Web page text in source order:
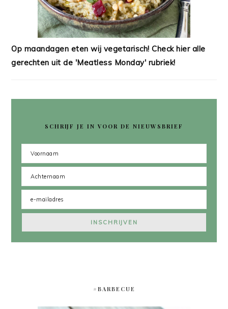
Op maandagen eten wij vegetarisch! Check hier alle
gerechten uit de 'Meatless Monday' rubriek!
SCHRIJF JE IN VOOR DE NIEUWSBRIEF
#BARBECUE